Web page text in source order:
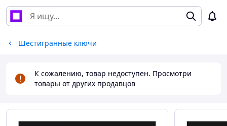
Шестигранные ключи
К сожалению, товар недоступен. Просмотри
товары от других продавцов